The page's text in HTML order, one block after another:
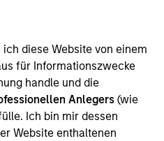
diese Website von einem
für Informationszwecke
handle und die
Anlegers(wie
Ich bin mir dessen
Website enthaltenen